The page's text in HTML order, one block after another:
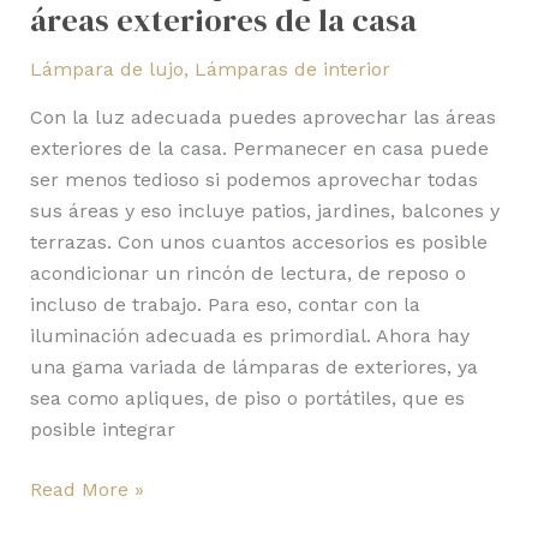
áreas exteriores de la casa
Lámpara de lujo, Lámparas de interior
Con la luz adecuada puedes aprovechar las áreas
exteriores de la casa. Permanecer en casa puede
ser menos tedioso si podemos aprovechar todas
sus áreas y eso incluye patios, jardines, balcones y
terrazas. Con unos cuantos accesorios es posible
acondicionar un rincón de lectura, de reposo o
incluso de trabajo. Para eso, contar con la
iluminación adecuada es primordial. Ahora hay
una gama variada de lámparas de exteriores, ya
sea como apliques, de piso o portátiles, que es
posible integrar
Read More »